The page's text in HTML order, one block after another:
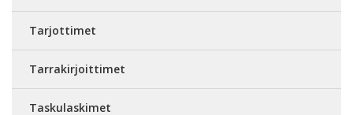
Tarjottimet
Tarrakirjoittimet
Taskulaskimet